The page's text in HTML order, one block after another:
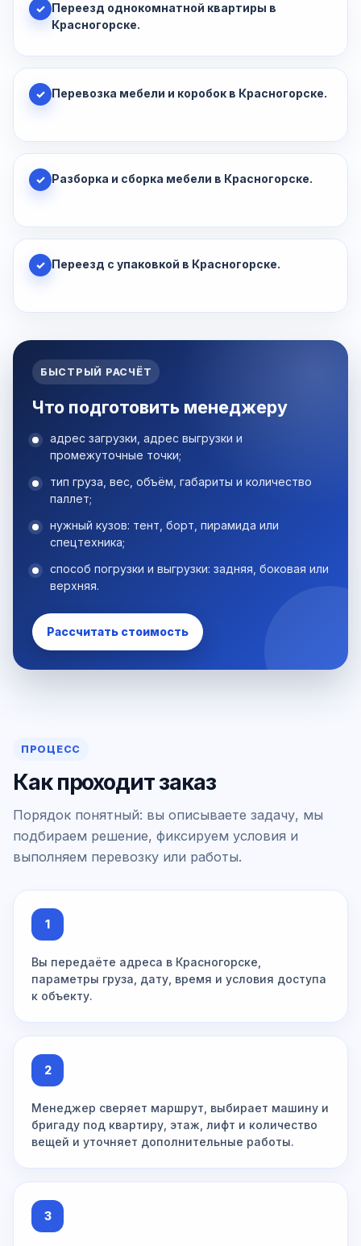
✓ Переезд однокомнатной квартиры в
Красногорске.
✓ Перевозка мебели и коробок в Красногорске.
✓ Разборка и сборка мебели в Красногорске.
✓ Переезд с упаковкой в Красногорске.
БЫСТРЫЙ РАСЧЁТ
Что подготовить менеджеру
адрес загрузки, адрес выгрузки и
промежуточные точки;
тип груза, вес, объём, габариты и количество
паллет;
нужный кузов: тент, борт, пирамида или
спецтехника;
способ погрузки и выгрузки: задняя, боковая или
верхняя.
Рассчитать стоимость
ПРОЦЕСС
Как проходит заказ
Порядок понятный: вы описываете задачу, мы
подбираем решение, фиксируем условия и
выполняем перевозку или работы.
1
Вы передаёте адреса в Красногорске,
параметры груза, дату, время и условия доступа
к объекту.
2
Менеджер сверяет маршрут, выбирает машину и
бригаду под квартиру, этаж, лифт и количество
вещей и уточняет дополнительные работы.
3